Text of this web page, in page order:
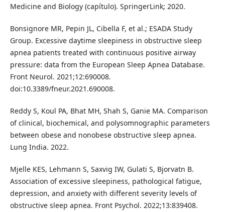
Medicine and Biology (capítulo). SpringerLink; 2020.
Bonsignore MR, Pepin JL, Cibella F, et al.; ESADA Study
Group. Excessive daytime sleepiness in obstructive sleep
apnea patients treated with continuous positive airway
pressure: data from the European Sleep Apnea Database.
Front Neurol. 2021;12:690008.
doi:10.3389/fneur.2021.690008.
Reddy S, Koul PA, Bhat MH, Shah S, Ganie MA. Comparison
of clinical, biochemical, and polysomnographic parameters
between obese and nonobese obstructive sleep apnea.
Lung India. 2022.
Mjelle KES, Lehmann S, Saxvig IW, Gulati S, Bjorvatn B.
Association of excessive sleepiness, pathological fatigue,
depression, and anxiety with different severity levels of
obstructive sleep apnea. Front Psychol. 2022;13:839408.